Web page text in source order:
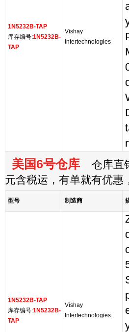
1N5232B-TAP
库存编号:1N5232B-
TAP
Vishay
Intertechnologies
美国6号仓库 仓库直
元含税运，有单就有优惠
型号 制造商
1N5232B-TAP
库存编号:1N5232B-
TAP
Vishay
Intertechnologies